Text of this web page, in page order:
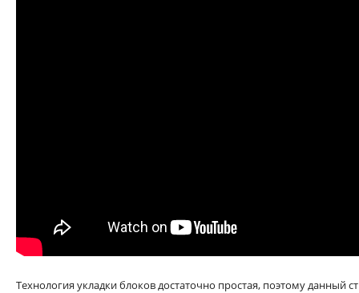
Технология укладки блоков достаточно простая, поэтому данный